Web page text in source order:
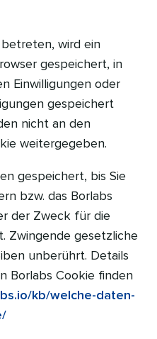
wird ein
gespeichert, in
Einwilligungen oder
gespeichert
nicht an den
weitergegeben.
gespeichert, bis Sie
bzw. das Borlabs
der Zweck für die
Zwingende gesetzliche
unberührt. Details
Borlabs Cookie finden
kb/welche-daten-